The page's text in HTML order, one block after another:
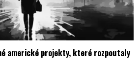
americké projekty, které rozpoutaly